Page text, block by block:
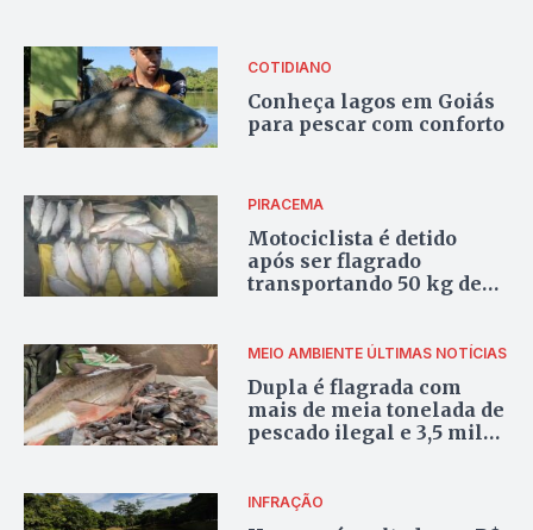
COTIDIANO
Conheça lagos em Goiás
para pescar com conforto
PIRACEMA
Motociclista é detido
após ser flagrado
transportando 50 kg de
MEIO AMBIENTE ÚLTIMAS NOTÍCIAS
Dupla é flagrada com
mais de meia tonelada de
pescado ilegal e 3,5 mil
INFRAÇÃO